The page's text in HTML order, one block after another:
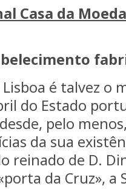
Casa da Moeda
Lisboa é talvez o
do Estado
pelo
da sua
reinado de D.
da Cruz», a